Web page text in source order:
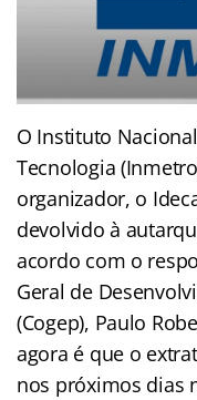
O Instituto
Tecnologia
organizador, o
devolvido à
acordo com o
Geral de
(Cogep), Paulo
agora é que o
nos próximos dias